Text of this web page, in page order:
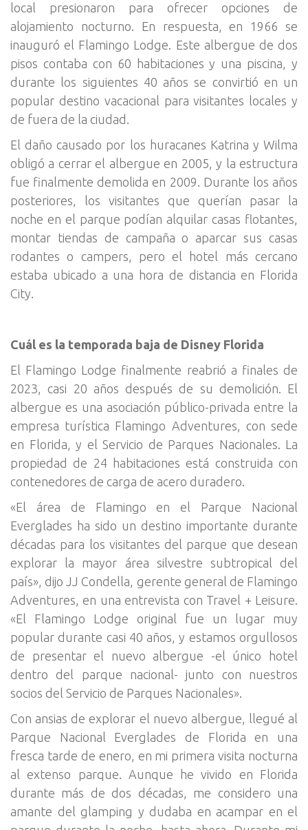
local presionaron para ofrecer opciones de
alojamiento nocturno. En respuesta, en 1966 se
inauguró el Flamingo Lodge. Este albergue de dos
pisos contaba con 60 habitaciones y una piscina, y
durante los siguientes 40 años se convirtió en un
popular destino vacacional para visitantes locales y
de fuera de la ciudad.
El daño causado por los huracanes Katrina y Wilma
obligó a cerrar el albergue en 2005, y la estructura
fue finalmente demolida en 2009. Durante los años
posteriores, los visitantes que querían pasar la
noche en el parque podían alquilar casas flotantes,
montar tiendas de campaña o aparcar sus casas
rodantes o campers, pero el hotel más cercano
estaba ubicado a una hora de distancia en Florida
City.
Cuál es la temporada baja de Disney Florida
El Flamingo Lodge finalmente reabrió a finales de
2023, casi 20 años después de su demolición. El
albergue es una asociación público-privada entre la
empresa turística Flamingo Adventures, con sede
en Florida, y el Servicio de Parques Nacionales. La
propiedad de 24 habitaciones está construida con
contenedores de carga de acero duradero.
«El área de Flamingo en el Parque Nacional
Everglades ha sido un destino importante durante
décadas para los visitantes del parque que desean
explorar la mayor área silvestre subtropical del
país», dijo JJ Condella, gerente general de Flamingo
Adventures, en una entrevista con Travel + Leisure.
«El Flamingo Lodge original fue un lugar muy
popular durante casi 40 años, y estamos orgullosos
de presentar el nuevo albergue -el único hotel
dentro del parque nacional- junto con nuestros
socios del Servicio de Parques Nacionales».
Con ansias de explorar el nuevo albergue, llegué al
Parque Nacional Everglades de Florida en una
fresca tarde de enero, en mi primera visita nocturna
al extenso parque. Aunque he vivido en Florida
durante más de dos décadas, me considero una
amante del glamping y dudaba en acampar en el